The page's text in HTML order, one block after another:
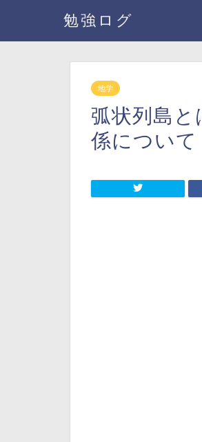
勉強ログ
地学
弧状列島と
係について